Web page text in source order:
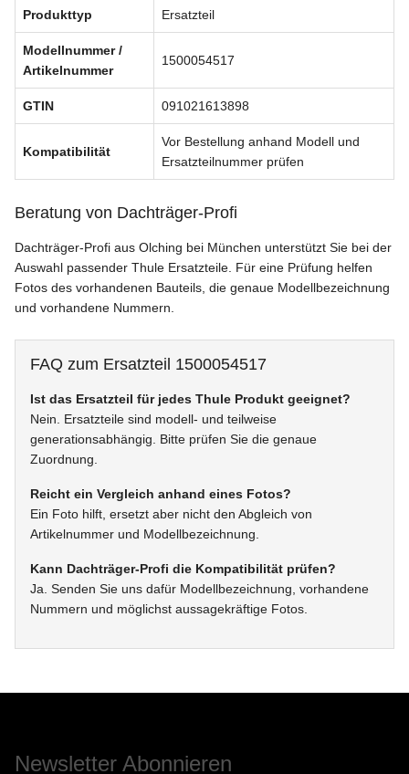
Produkttyp Ersatzteil
Modellnummer /
Artikelnummer
1500054517
GTIN 091021613898
Kompatibilität
Vor Bestellung anhand Modell und
Ersatzteilnummer prüfen
Beratung von Dachträger-Profi
Dachträger-Profi aus Olching bei München unterstützt Sie bei der
Auswahl passender Thule Ersatzteile. Für eine Prüfung helfen
Fotos des vorhandenen Bauteils, die genaue Modellbezeichnung
und vorhandene Nummern.
FAQ zum Ersatzteil 1500054517
Ist das Ersatzteil für jedes Thule Produkt geeignet?
Nein. Ersatzteile sind modell- und teilweise
generationsabhängig. Bitte prüfen Sie die genaue
Zuordnung.
Reicht ein Vergleich anhand eines Fotos?
Ein Foto hilft, ersetzt aber nicht den Abgleich von
Artikelnummer und Modellbezeichnung.
Kann Dachträger-Profi die Kompatibilität prüfen?
Ja. Senden Sie uns dafür Modellbezeichnung, vorhandene
Nummern und möglichst aussagekräftige Fotos.
Newsletter Abonnieren